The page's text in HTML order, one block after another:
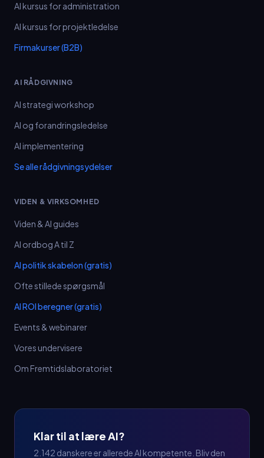
AI kursus for administration
AI kursus for projektledelse
Firmakurser (B2B)
AI RÅDGIVNING
AI strategi workshop
AI og forandringsledelse
AI implementering
Se alle rådgivningsydelser
VIDEN & VIRKSOMHED
Viden & AI guides
AI ordbog A til Z
AI politik skabelon (gratis)
Ofte stillede spørgsmål
AI ROI beregner (gratis)
Events & webinarer
Vores undervisere
Om Fremtidslaboratoriet
Klar til at lære AI?
2.142 danskere er allerede AI kompetente. Bliv den